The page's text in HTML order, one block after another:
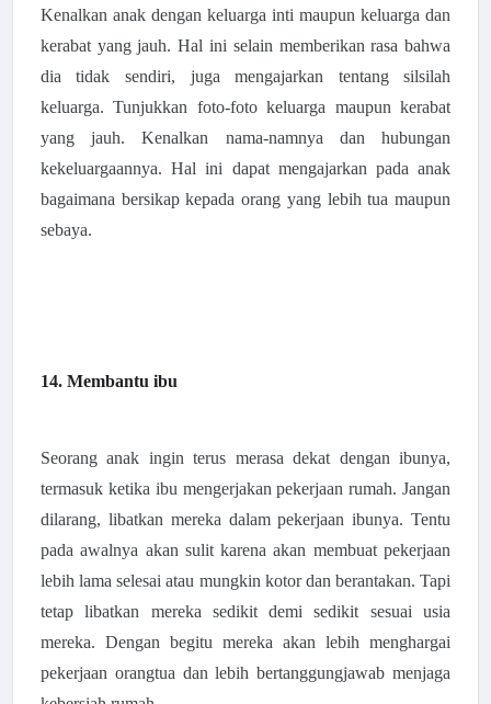
Kenalkan anak dengan keluarga inti maupun keluarga dan
kerabat yang jauh. Hal ini selain memberikan rasa bahwa
dia tidak sendiri, juga mengajarkan tentang silsilah
keluarga. Tunjukkan foto-foto keluarga maupun kerabat
yang jauh. Kenalkan nama-namnya dan hubungan
kekeluargaannya. Hal ini dapat mengajarkan pada anak
bagaimana bersikap kepada orang yang lebih tua maupun
sebaya.
14. Membantu ibu
Seorang anak ingin terus merasa dekat dengan ibunya,
termasuk ketika ibu mengerjakan pekerjaan rumah. Jangan
dilarang, libatkan mereka dalam pekerjaan ibunya. Tentu
pada awalnya akan sulit karena akan membuat pekerjaan
lebih lama selesai atau mungkin kotor dan berantakan. Tapi
tetap libatkan mereka sedikit demi sedikit sesuai usia
mereka. Dengan begitu mereka akan lebih menghargai
pekerjaan orangtua dan lebih bertanggungjawab menjaga